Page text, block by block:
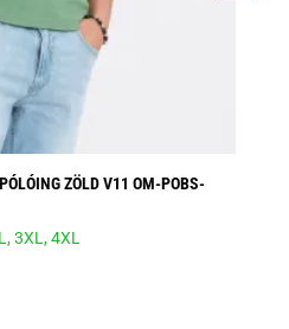
ZÖLD V11 OM-POBS-
L,3XL,4XL